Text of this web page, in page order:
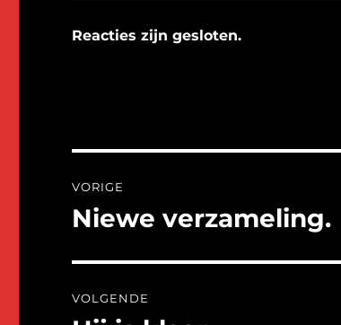
Reacties zijn gesloten.
navigatie
VORIGE
Vorig
Niewe verzameling.
VOLGENDE